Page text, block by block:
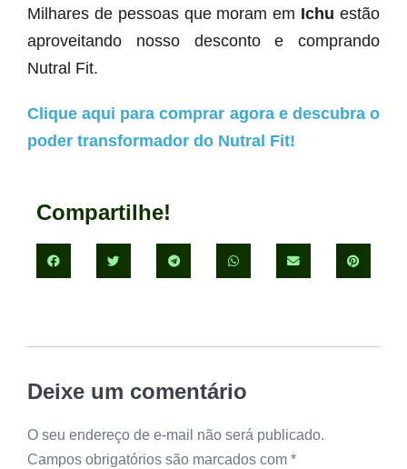
Milhares de pessoas que moram em Ichu estão
aproveitando nosso desconto e comprando
Nutral Fit.
Clique aqui para comprar agora e descubra o
poder transformador do Nutral Fit!
Compartilhe!
Deixe um comentário
O seu endereço de e-mail não será publicado.
Campos obrigatórios são marcados com *